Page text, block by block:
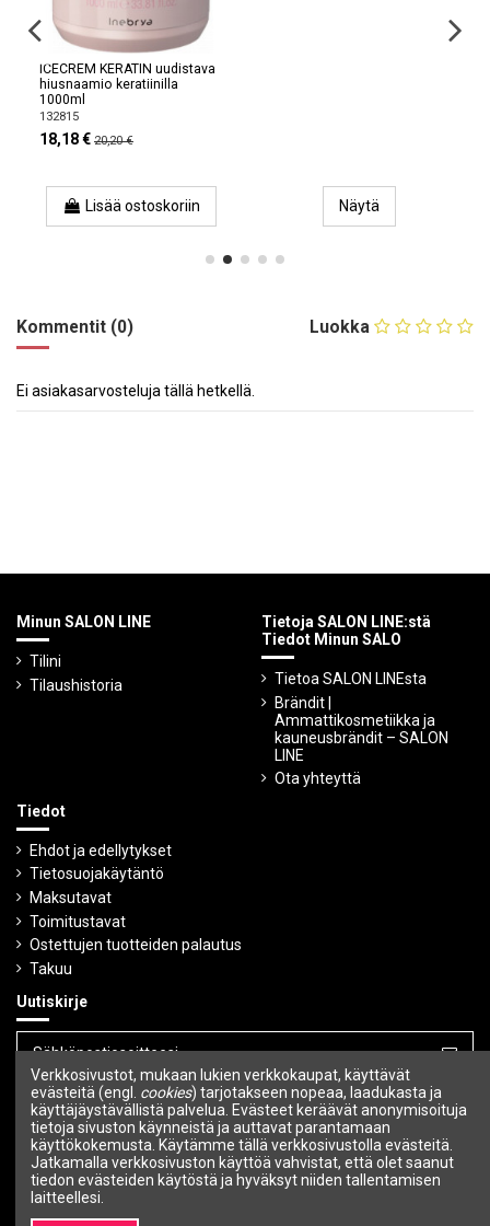
ICECREM KERATIN uudistava
hiusnaamio keratiinilla
1000ml
132815
18,18 € 20,20 €
Lisää ostoskoriin Näytä
Luokka
Kommentit (0)
Ei asiakasarvosteluja tällä hetkellä.
Minun SALON LINE
Tilini
Tilaushistoria
Tietoja SALON LINE:stä
Tiedot Minun SALO
Tietoa SALON LINEsta
Brändit |
Ammattikosmetiikka ja
kauneusbrändit – SALON
LINE
Ota yhteyttä
Tiedot
Ehdot ja edellytykset
Tietosuojakäytäntö
Maksutavat
Toimitustavat
Ostettujen tuotteiden palautus
Takuu
Uutiskirje
Voit peruuttaa tilauksen milloin tahansa.
Seuraa meitä
Verkkosivustot, mukaan lukien verkkokaupat, käyttävät
evästeitä (engl. cookies) tarjotakseen nopeaa, laadukasta ja
käyttäjäystävällistä palvelua. Evästeet keräävät anonymisoituja
tietoja sivuston käynneistä ja auttavat parantamaan
käyttökokemusta. Käytämme tällä verkkosivustolla evästeitä.
Jatkamalla verkkosivuston käyttöä vahvistat, että olet saanut
tiedon evästeiden käytöstä ja hyväksyt niiden tallentamisen
laitteellesi.